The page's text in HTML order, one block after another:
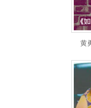
黄